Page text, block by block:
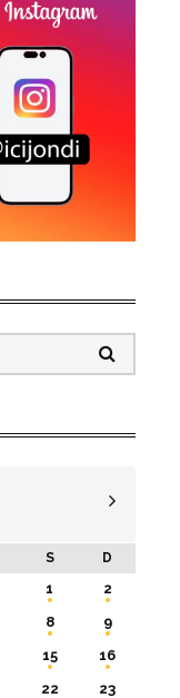
S D
1
2
8
9
15
16
22
23